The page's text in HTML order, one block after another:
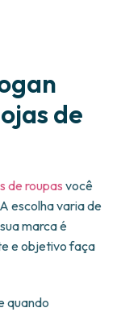
de
de roupasvocê
escolha varia de
marca é
e objetivo faça
quando